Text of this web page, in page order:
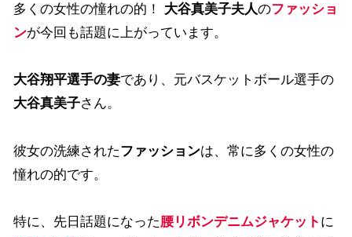
多くの女性の憧れの的！ 大谷真美子夫人のファッショ
ンが今回も話題に上がっています。
大谷翔平選手の妻であり、元バスケットボール選手の
大谷真美子さん。
彼女の洗練されたファッションは、常に多くの女性の
憧れの的です。
特に、先日話題になった腰リボンデニムジャケット に